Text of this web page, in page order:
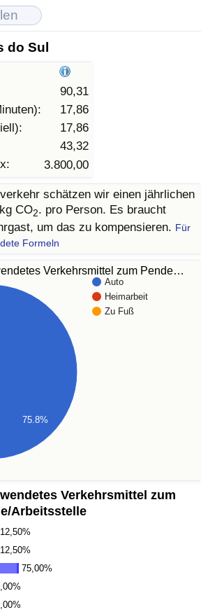
do Sul
90,31
17,86
17,86
43,32
3.800,00
schätzen wir einen jährlichen
CO2. pro Person. Es braucht
um das zu kompensieren. Für
Formeln
Verkehrsmittel zum Pende…
Auto
Heimarbeit
Zu Fuß
75.8%
Verkehrsmittel zum
Arbeitsstelle
12,50%
12,50%
75,00%
Index (aktuell)
Index
Index nach Land
(aktuell)
nach Land
(aktuell)
nach Land
(aktuell)
Land
Index (aktuell)
Index
Index nach Land
Index (aktuell)
Index nach Land